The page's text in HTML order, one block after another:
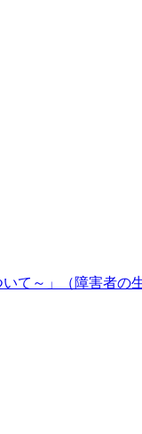
～」（障害者の生